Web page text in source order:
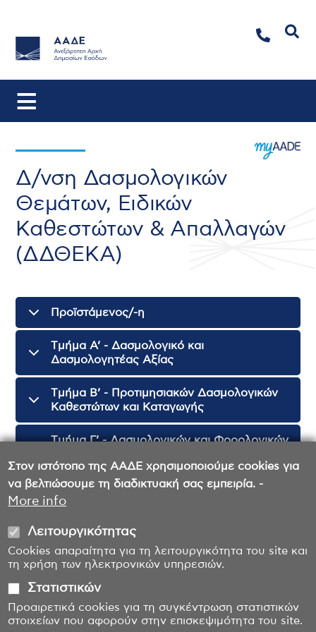
Στον ιστότοπο της ΑΑΔΕ χρησιμοποιούμε cookies για
να βελτιώσουμε τη διαδικτυακή σας εμπειρία. -
More info
Λειτουργικότητας
Cookies απαραίτητα για τη λειτουργικότητα του site και
τη χρήση των ηλεκτρονικών υπηρεσιών.
Στατιστικών
Προαιρετικά cookies για τη συγκέντρωση στατιστικών
στοιχείων που αφορούν στην επισκεψιμότητα του site.
Δ/νση Δασμολογικών
Θεμάτων, Ειδικών
Καθεστώτων & Απαλλαγών
(ΔΔΘΕΚΑ)
Προϊστάμενος/-η
Tμήμα Α’ - Δασμολογικό και
Δασμολογητέας Αξίας
Tμήμα B’ - Προτιμησιακών Δασμολογικών
Καθεστώτων και Καταγωγής
Tμήμα Γ’ - Δασμολογικών και Φορολογικών
Tμήμα Δ’ - Ειδικών Καθεστώτων